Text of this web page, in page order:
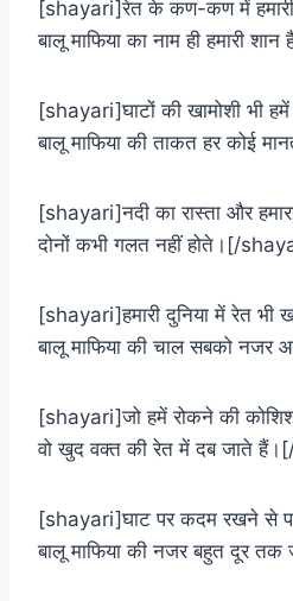
[shayari]रेत के कण-कण में हमारी
बालू माफिया का नाम ही हमारी
[shayari]घाटों की खामोशी भी हमें
बालू माफिया की ताकत हर कोई
[shayari]नदी का रास्ता और
दोनों कभी गलत नहीं होते।[/
[shayari]हमारी दुनिया में रेत भी
बालू माफिया की चाल सबको
[shayari]जो हमें रोकने की
वो खुद वक्त की रेत में दब जाते
[shayari]घाट पर कदम रखने से
बालू माफिया की नजर बहुत दूर